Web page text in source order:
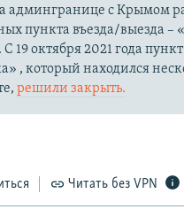
админгранице с Крымом
пункта въезда/выезда –
19 октября 2021 года
, который находился
решили закрыть.
Читать без VPN